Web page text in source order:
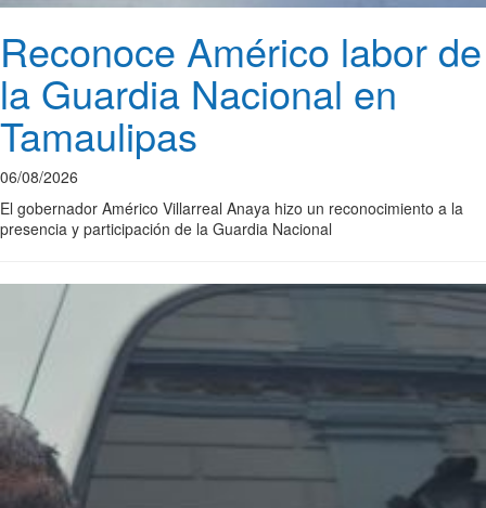
Reconoce Américo labor de
la Guardia Nacional en
Tamaulipas
06/08/2026
El gobernador Américo Villarreal Anaya hizo un reconocimiento a la
presencia y participación de la Guardia Nacional